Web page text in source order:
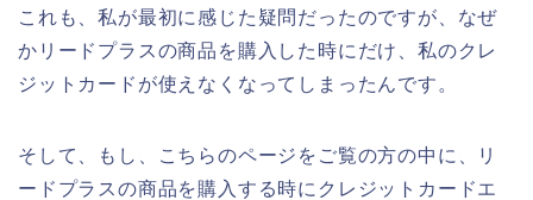
これも、私が最初に感じた疑問だったのですが、なぜ
かリードプラスの商品を購入した時にだけ、私のクレ
ジットカードが使えなくなってしまったんです。
そして、もし、こちらのページをご覧の方の中に、リ
ードプラスの商品を購入する時にクレジットカードエ